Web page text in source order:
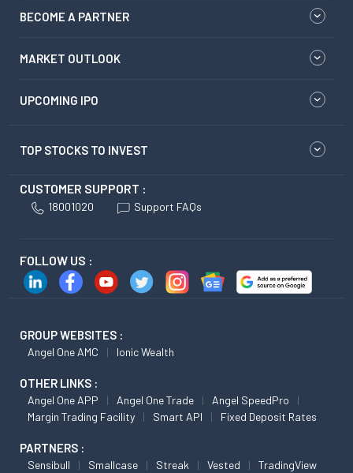
BECOME A PARTNER
MARKET OUTLOOK
UPCOMING IPO
TOP STOCKS TO INVEST
CUSTOMER SUPPORT :
18001020 Support FAQs
FOLLOW US :
GROUP WEBSITES :
Angel One AMC Ionic Wealth
OTHER LINKS :
Angel One APP Angel One Trade
Angel SpeedPro
Margin Trading Facility
Smart API Fixed Deposit Rates
PARTNERS :
Sensibull Smallcase Streak Vested TradingView